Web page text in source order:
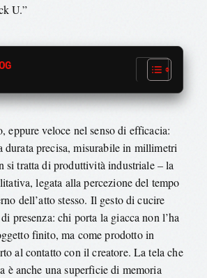
U.”
eppure veloce nel senso di efficacia:
durata precisa, misurabile in millimetri
si tratta di produttività industriale – la
legata alla percezione del tempo
dell’atto stesso. Il gesto di cucire
presenza: chi porta la giacca non l’ha
finito, ma come prodotto in
al contatto con il creatore. La tela che
è anche una superficie di memoria